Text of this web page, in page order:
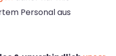
Personal aus